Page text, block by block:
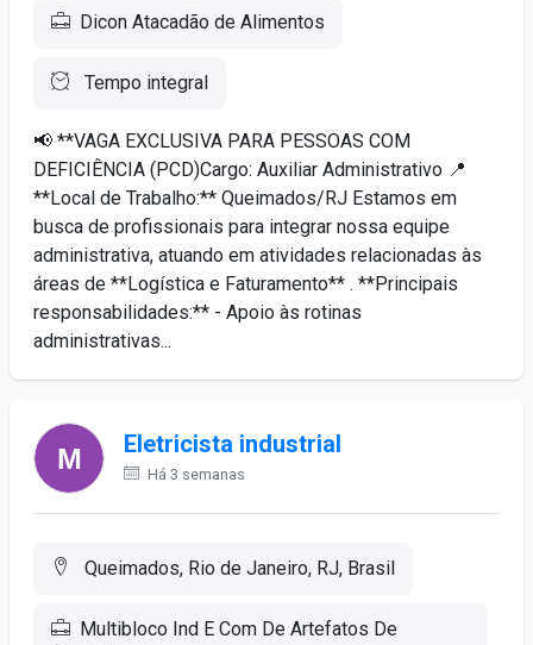
Dicon Atacadão de Alimentos
Tempo integral
📢 **VAGA EXCLUSIVA PARA PESSOAS COM
DEFICIÊNCIA (PCD)Cargo: Auxiliar Administrativo 📍
**Local de Trabalho:** Queimados/RJ Estamos em
busca de profissionais para integrar nossa equipe
administrativa, atuando em atividades relacionadas às
áreas de **Logística e Faturamento** . **Principais
responsabilidades:** - Apoio às rotinas
administrativas...
Eletricista industrial
Há 3 semanas
Queimados, Rio de Janeiro, RJ, Brasil
Multibloco Ind E Com De Artefatos De